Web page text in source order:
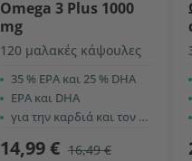
Omega 3 Plus 1000
mg
120 μαλακές κάψουλες
35 % ΕPA και 25 % DHA
ΕPA και DHA
για την καρδιά και τον εγκέφαλο
14,99 € 16,49 €